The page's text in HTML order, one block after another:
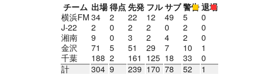
チーム 出場得点 先発 フルサブ警告退場
横浜FM34 2 22 12 49 5
0
J-22
2 0 2 2 0 2
0
湘南
9 0 3 2 4 2
0
金沢
71 5 51 29 7 10
1
千葉
188 2 161 125 18 33
0
計
304 9 239 170 78 52 1